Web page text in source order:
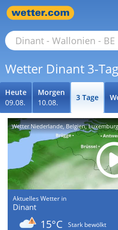
Wetter Dinant 3-
Heute
09.08.
Morgen
10.08.
3 Tage
Wetter Niederlande, Belgien, Luxemburg
Aktuelles Wetter in
Dinant
15°C
Stark bewölkt